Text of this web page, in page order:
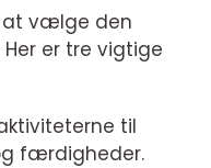
at vælge den
er tre vigtige
til
færdigheder.